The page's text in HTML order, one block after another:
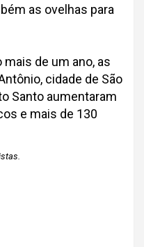
as ovelhas para
de um ano, as
cidade de São
Santo aumentaram
e mais de 130